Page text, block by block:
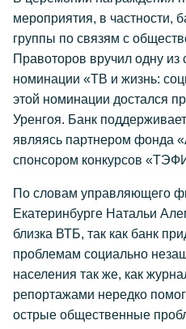
мероприятия, в частности,
группы по связям с
Правоторов вручил одну из
номинации «ТВ и жизнь:
этой номинации достался
Уренгоя. Банк
являясь партнером фонда
спонсором конкурсов
По словам управляющего
Екатеринбурге Натальи
близка ВТБ, так как банк
проблемам социально
населения так же, как
репортажами нередко
острые общественные